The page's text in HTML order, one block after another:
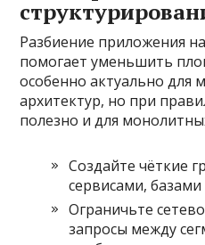
Разбиение приложения
помогает уменьшить
особенно актуально для
архитектур, но при
полезно и для
Создайте чёткие
сервисами,
Ограничьте
запросы между